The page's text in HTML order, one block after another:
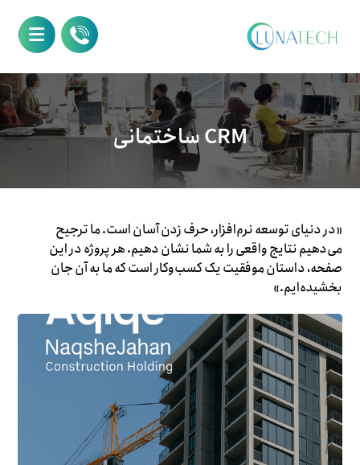
CRM ساختمانی
«در دنیای توسعه نرم‌افزار، حرف زدن آسان است. ما ترجیح
می‌دهیم نتایج واقعی را به شما نشان دهیم. هر پروژه در این
صفحه، داستان موفقیت یک کسب‌وکار است که ما به آن جان
بخشیده‌ایم.»